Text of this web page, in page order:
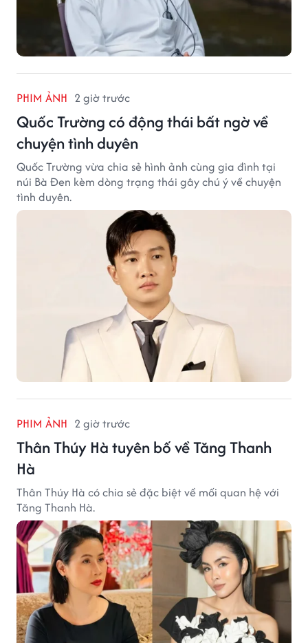
PHIM ẢNH 2 giờ trước
Quốc Trường có động thái bất ngờ về
chuyện tình duyên
Quốc Trường vừa chia sẻ hình ảnh cùng gia đình tại
núi Bà Đen kèm dòng trạng thái gây chú ý về chuyện
tình duyên.
PHIM ẢNH 2 giờ trước
Thân Thúy Hà tuyên bố về Tăng Thanh
Hà
Thân Thúy Hà có chia sẻ đặc biệt về mối quan hệ với
Tăng Thanh Hà.